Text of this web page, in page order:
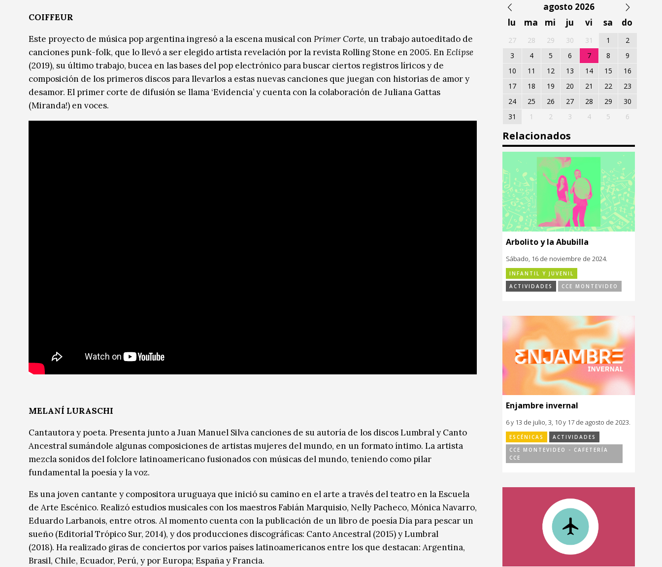
Música
Sin categoría
COIFFEUR
Este proyecto de música pop argentina ingresó a la escena musical con Primer Corte, un trabajo autoeditado de
canciones punk-folk, que lo llevó a ser elegido artista revelación por la revista Rolling Stone en 2005. En Eclipse
(2019), su último trabajo, bucea en las bases del pop electrónico para buscar ciertos registros líricos y de
composición de los primeros discos para llevarlos a estas nuevas canciones que juegan con historias de amor y
desamor. El primer corte de difusión se llama ‘Evidencia’ y cuenta con la colaboración de Juliana Gattas
(Miranda!) en voces.
MELANÍ LURASCHI
Cantautora y poeta. Presenta junto a Juan Manuel Silva canciones de su autoría de los discos Lumbral y Canto
Ancestral sumándole algunas composiciones de artistas mujeres del mundo, en un formato íntimo. La artista
mezcla sonidos del folclore latinoamericano fusionados con músicas del mundo, teniendo como pilar
fundamental la poesía y la voz.
Es una joven cantante y compositora uruguaya que inició su camino en el arte a través del teatro en la Escuela
de Arte Escénico. Realizó estudios musicales con los maestros Fabián Marquisio, Nelly Pacheco, Mónica Navarro,
Eduardo Larbanois, entre otros. Al momento cuenta con la publicación de un libro de poesía Día para pescar un
sueño (Editorial Trópico Sur, 2014), y dos producciones discográficas: Canto Ancestral (2015) y Lumbral
(2018). Ha realizado giras de conciertos por varios países latinoamericanos entre los que destacan: Argentina,
Brasil, Chile, Ecuador, Perú, y por Europa; España y Francia.
agosto 2026
lu
ma mi ju vi sa do
27 28 29 30 31 1
2
3
4 5 6 7 8
9
10
11 12 13 14 15
16
17
18 19 20 21 22
23
24
25 26 27 28 29
30
31
1 2 3 4 5 6
Relacionados
Arbolito y la Abubilla
Sábado, 16 de noviembre de 2024.
INFANTIL Y JUVENIL
ACTIVIDADES
CCE MONTEVIDEO
Enjambre invernal
6 y 13 de julio, 3, 10 y 17 de agosto de 2023.
ESCÉNICAS
ACTIVIDADES
CCE MONTEVIDEO - CAFETERÍA
CCE